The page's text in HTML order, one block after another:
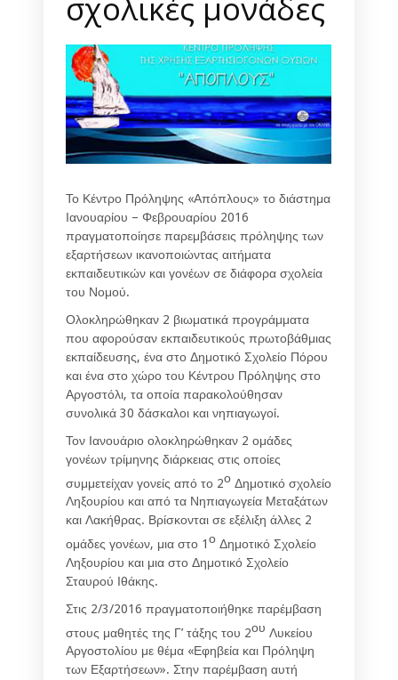
Το Κέντρο Πρόληψης «Απόπλους» το διάστημα
Ιανουαρίου – Φεβρουαρίου 2016
πραγματοποίησε παρεμβάσεις πρόληψης των
εξαρτήσεων ικανοποιώντας αιτήματα
εκπαιδευτικών και γονέων σε διάφορα σχολεία
του Νομού.
Ολοκληρώθηκαν 2 βιωματικά προγράμματα
που αφορούσαν εκπαιδευτικούς πρωτοβάθμιας
εκπαίδευσης, ένα στο Δημοτικό Σχολείο Πόρου
και ένα στο χώρο του Κέντρου Πρόληψης στο
Αργοστόλι, τα οποία παρακολούθησαν
συνολικά 30 δάσκαλοι και νηπιαγωγοί.
Τον Ιανουάριο ολοκληρώθηκαν 2 ομάδες
γονέων τρίμηνης διάρκειας στις οποίες
συμμετείχαν γονείς από το 2ο Δημοτικό σχολείο
Ληξουρίου και από τα Νηπιαγωγεία Μεταξάτων
και Λακήθρας. Βρίσκονται σε εξέλιξη άλλες 2
ομάδες γονέων, μια στο 1ο Δημοτικό Σχολείο
Ληξουρίου και μια στο Δημοτικό Σχολείο
Σταυρού Ιθάκης.
Στις 2/3/2016 πραγματοποιήθηκε παρέμβαση
στους μαθητές της Γ’ τάξης του 2ου Λυκείου
Αργοστολίου με θέμα «Εφηβεία και Πρόληψη
των Εξαρτήσεων». Στην παρέμβαση αυτή